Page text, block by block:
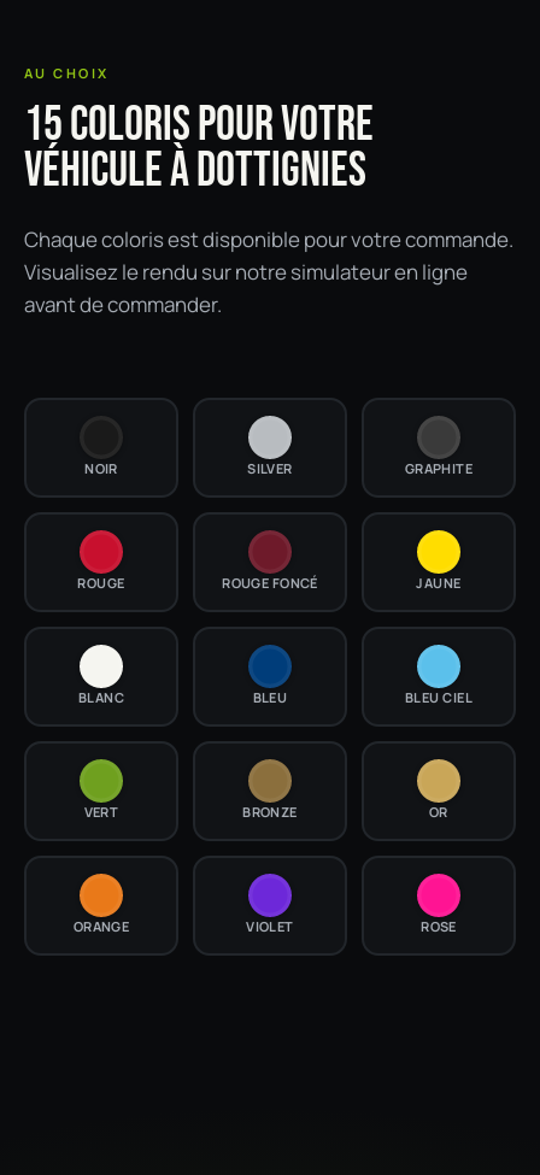
AU CHOIX
15 COLORIS POUR VOTRE
VÉHICULE À DOTTIGNIES
Chaque coloris est disponible pour votre commande.
Visualisez le rendu sur notre simulateur en ligne
avant de commander.
NOIR SILVER GRAPHITE
ROUGE ROUGE FONCÉ JAUNE
BLANC BLEU BLEU CIEL
VERT BRONZE OR
ORANGE VIOLET ROSE